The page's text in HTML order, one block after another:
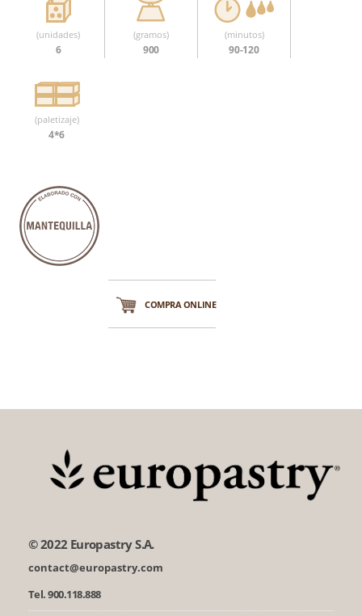
(unidades)
6
(gramos)
900
(minutos)
90-120
(paletizaje)
4*6
COMPRA ONLINE
© 2022 Europastry S.A.
contact@europastry.com
Tel. 900.118.888